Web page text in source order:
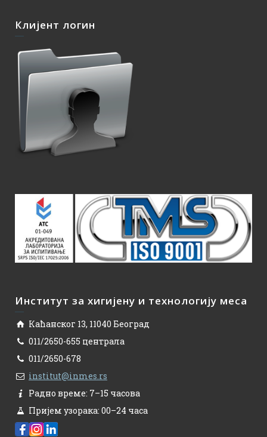
Клијент логин
Институт за хигијену и технологију меса
Каћанског 13, 11040 Београд
011/2650-655 централа
011/2650-678
institut@inmes.rs
Радно време: 7–15 часова
Пријем узорака: 00–24 часа